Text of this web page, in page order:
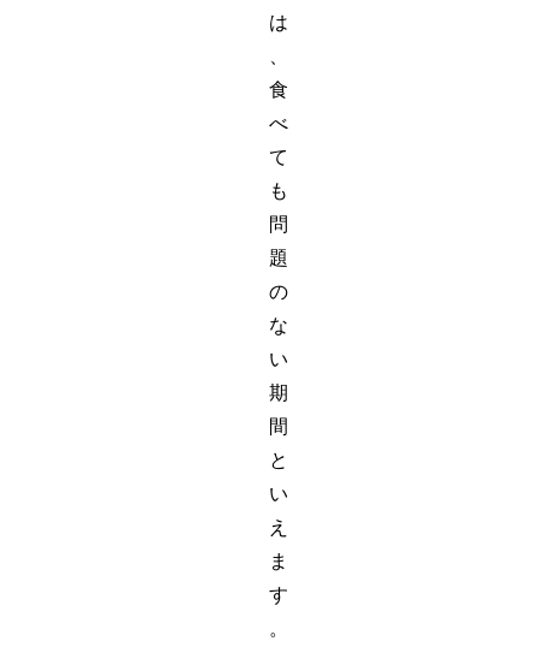
は
食
べ
て
も
問
題
の
な
い
期
間
と
い
え
ま
す
。